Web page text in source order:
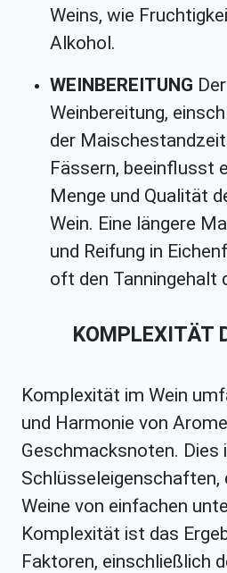
Weins, wie
Alkohol.
WEINBEREITUNG
Weinbereitung,
der
Fässern, beeinflusst
Menge und Qualität
Wein. Eine längere
und Reifung in
oft den Tanningehalt
KOMPLEXITÄT
Komplexität im Wein
und Harmonie von
Geschmacksnoten. Dies
Schlüsseleigenschaften,
Weine von einfachen
Komplexität ist das
Faktoren, einschließlich